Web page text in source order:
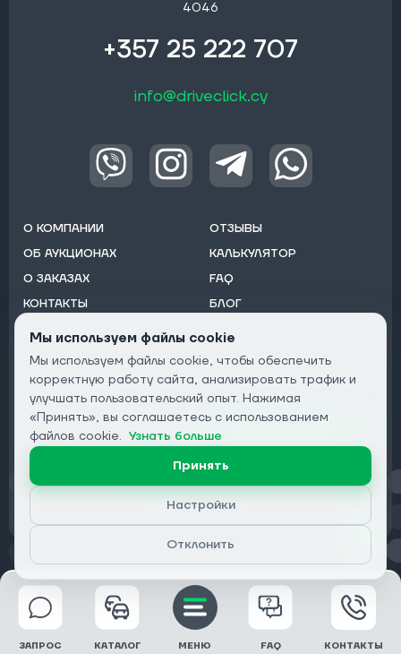
4046
+357 25 222 707
info@driveclick.cy
О КОМПАНИИ
ОБ АУКЦИОНАХ
О ЗАКАЗАХ
КОНТАКТЫ
ОТЗЫВЫ
КАЛЬКУЛЯТОР
FAQ
БЛОГ
Подписаться на рассылку:
Email
Конфиденциальность
© 2026 DRIVECLICK GROUP LTD | Все права защищены
ЗАПРОС КАТАЛОГ МЕНЮ FAQ КОНТАКТЫ
Мы используем файлы cookie
Мы используем файлы cookie, чтобы обеспечить
корректную работу сайта, анализировать трафик и
улучшать пользовательский опыт. Нажимая
«Принять», вы соглашаетесь с использованием
файлов cookie. Узнать больше
Принять
Настройки
Отклонить